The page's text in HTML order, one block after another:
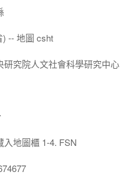
-- 地圖 csht
研究院人文社會科學研究中心
入地圖櫃 1-4. FSN